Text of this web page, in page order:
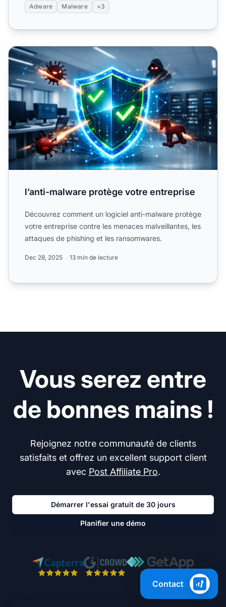
Adware Malware +3
l’anti-malware protège votre entreprise
l’anti-malware protège votre entreprise
Découvrez comment un logiciel anti-malware protège
votre entreprise contre les menaces malveillantes, les
attaques de phishing et les ransomwares.
Dec 28, 2025 13 min de lecture
Vous serez entre
de bonnes mains !
Rejoignez notre communauté de clients
satisfaits et offrez un excellent support client
avec Post Affiliate Pro.
Démarrer l'essai gratuit de 30 jours
Planifier une démo
Contact